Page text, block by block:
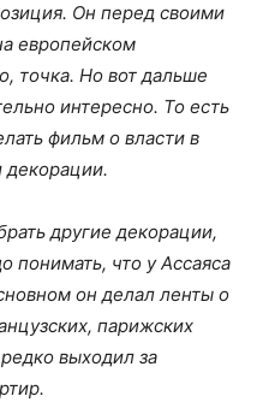
Он перед своими
европейском
точка. Но вот дальше
интересно. То есть
фильм о власти в
декорации.
другие декорации,
понимать, что у Ассаяса
он делал ленты о
парижских
выходил за